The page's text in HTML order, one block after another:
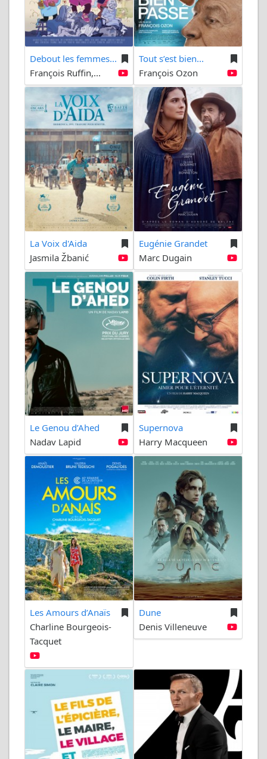
Debout les femmes...
François Ruffin,...
Tout s’est bien...
François Ozon
La Voix d'Aida
Jasmila Žbanić
Eugénie Grandet
Marc Dugain
Le Genou d’Ahed
Nadav Lapid
Supernova
Harry Macqueen
Les Amours d’Anaïs
Charline Bourgeois-
Tacquet
Dune
Denis Villeneuve